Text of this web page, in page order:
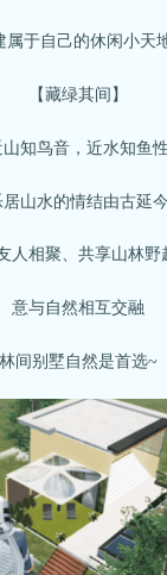
于自己的休闲小天
【藏绿其间】
鸟音，近水知鱼
水的情结由古延今
相聚、共享山林野
与自然相互交融
别墅自然是首选~